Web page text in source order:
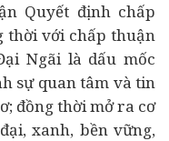
Quyết định chấp
thời với chấp thuận
Ngãi là dấu mốc
sự quan tâm và tin
đồng thời mở ra cơ
xanh, bền vững,